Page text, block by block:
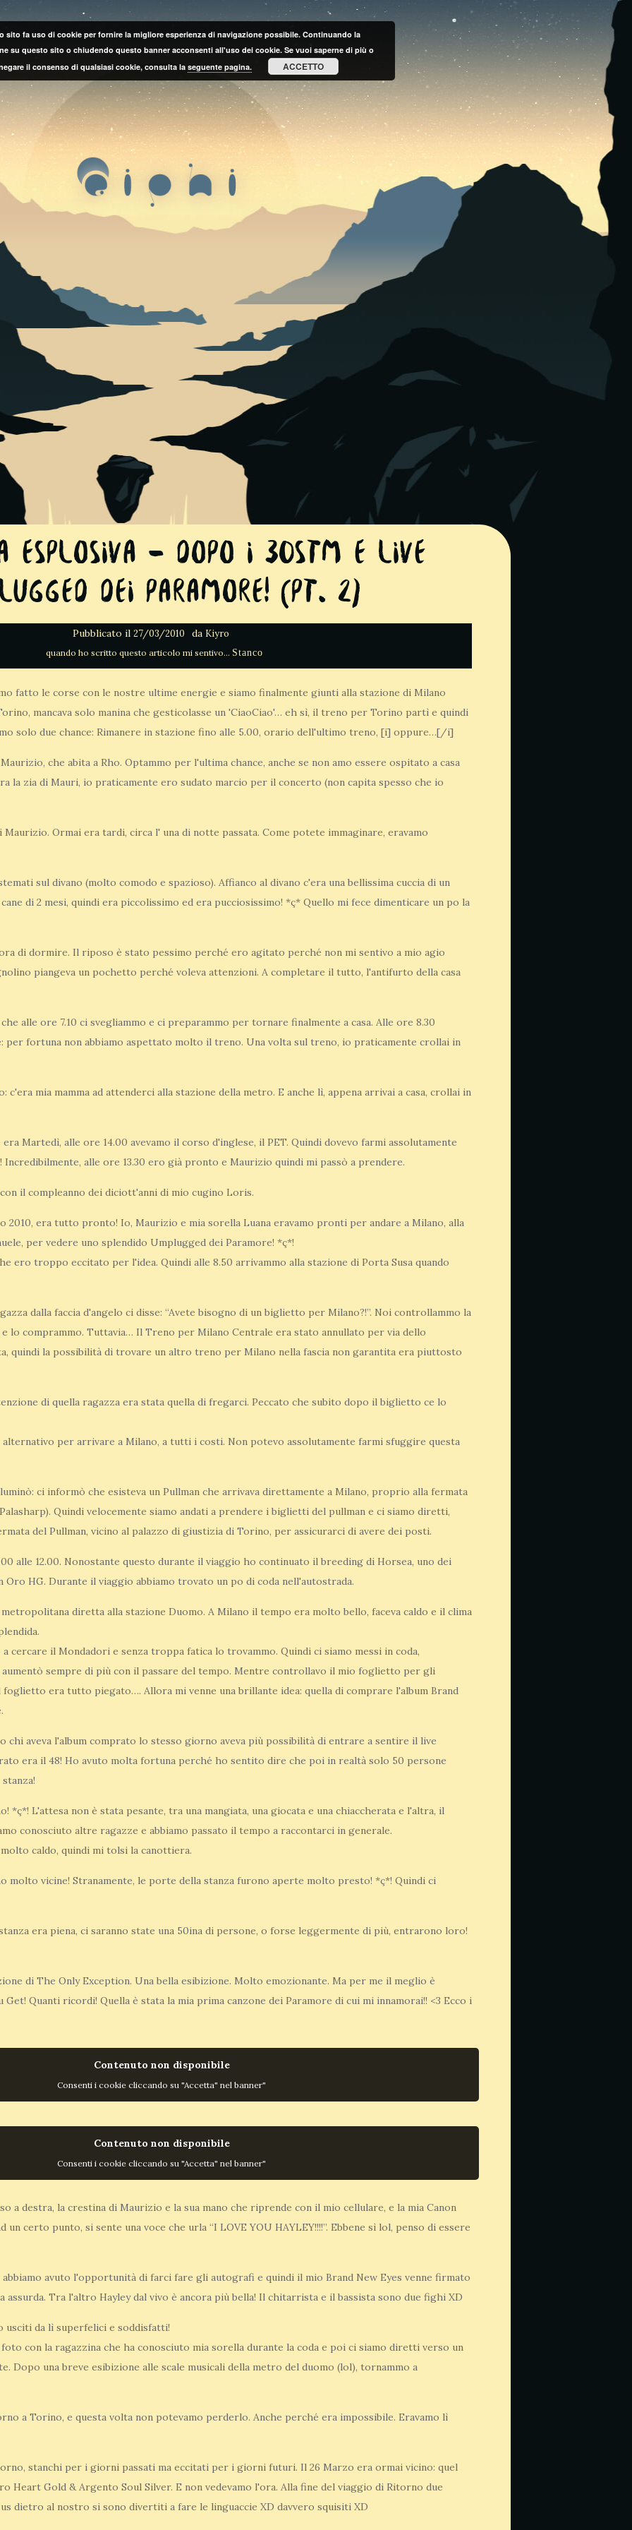
Esplosiva – Dopo i 30STM e live
dei Paramore! (pt. 2)
Pubblicato il 27/03/2010 da Kiyro
Stanco
fatto le corse con le nostre ultime energie e siamo finalmente giunti alla stazione di Milano
mancava solo manina che gesticolasse un 'CiaoCiao'… eh sì, il treno per Torino partì e quindi
solo due chance: Rimanere in stazione fino alle 5.00, orario dell'ultimo treno, [i] oppure…[/i]
che abita a Rho. Optammo per l'ultima chance, anche se non amo essere ospitato a casa
la zia di Mauri, io praticamente ero sudato marcio per il concerto (non capita spesso che io
Ormai era tardi, circa l' una di notte passata. Come potete immaginare, eravamo
sul divano (molto comodo e spazioso). Affianco al divano c'era una bellissima cuccia di un
di 2 mesi, quindi era piccolissimo ed era pucciosissimo! *ç* Quello mi fece dimenticare un po la
di dormire. Il riposo è stato pessimo perché ero agitato perché non mi sentivo a mio agio
piangeva un pochetto perché voleva attenzioni. A completare il tutto, l'antifurto della casa
alle ore 7.10 ci svegliammo e ci preparammo per tornare finalmente a casa. Alle ore 8.30
per fortuna non abbiamo aspettato molto il treno. Una volta sul treno, io praticamente crollai in
c'era mia mamma ad attenderci alla stazione della metro. E anche lì, appena arrivai a casa, crollai in
Martedì, alle ore 14.00 avevamo il corso d'inglese, il PET. Quindi dovevo farmi assolutamente
Incredibilmente, alle ore 13.30 ero già pronto e Maurizio quindi mi passò a prendere.
il compleanno dei diciott'anni di mio cugino Loris.
era tutto pronto! Io, Maurizio e mia sorella Luana eravamo pronti per andare a Milano, alla
per vedere uno splendido Umplugged dei Paramore! *ç*!
ero troppo eccitato per l'idea. Quindi alle 8.50 arrivammo alla stazione di Porta Susa quando
dalla faccia d'angelo ci disse: “Avete bisogno di un biglietto per Milano?!”. Noi controllammo la
lo comprammo. Tuttavia… Il Treno per Milano Centrale era stato annullato per via dello
quindi la possibilità di trovare un altro treno per Milano nella fascia non garantita era piuttosto
di quella ragazza era stata quella di fregarci. Peccato che subito dopo il biglietto ce lo
per arrivare a Milano, a tutti i costi. Non potevo assolutamente farmi sfuggire questa
ci informò che esisteva un Pullman che arrivava direttamente a Milano, proprio alla fermata
Quindi velocemente siamo andati a prendere i biglietti del pullman e ci siamo diretti,
del Pullman, vicino al palazzo di giustizia di Torino, per assicurarci di avere dei posti.
alle 12.00. Nonostante questo durante il viaggio ho continuato il breeding di Horsea, uno dei
Oro HG. Durante il viaggio abbiamo trovato un po di coda nell'autostrada.
diretta alla stazione Duomo. A Milano il tempo era molto bello, faceva caldo e il clima
cercare il Mondadori e senza troppa fatica lo trovammo. Quindi ci siamo messi in coda,
aumentò sempre di più con il passare del tempo. Mentre controllavo il mio foglietto per gli
era tutto piegato…. Allora mi venne una brillante idea: quella di comprare l'album Brand
chi aveva l'album comprato lo stesso giorno aveva più possibilità di entrare a sentire il live
era il 48! Ho avuto molta fortuna perché ho sentito dire che poi in realtà solo 50 persone
*ç*! L'attesa non è stata pesante, tra una mangiata, una giocata e una chiaccherata e l'altra, il
conosciuto altre ragazze e abbiamo passato il tempo a raccontarci in generale.
caldo, quindi mi tolsi la canottiera.
molto vicine! Stranamente, le porte della stanza furono aperte molto presto! *ç*! Quindi ci
era piena, ci saranno state una 50ina di persone, o forse leggermente di più, entrarono loro!
di The Only Exception. Una bella esibizione. Molto emozionante. Ma per me il meglio è
Quanti ricordi! Quella è stata la mia prima canzone dei Paramore di cui mi innamorai!! <3 Ecco i
Contenuto non disponibile
Consenti i cookie cliccando su "Accetta" nel banner"
Contenuto non disponibile
Consenti i cookie cliccando su "Accetta" nel banner"
a destra, la crestina di Maurizio e la sua mano che riprende con il mio cellulare, e la mia Canon
un certo punto, si sente una voce che urla “I LOVE YOU HAYLEY!!!!”. Ebbene sì lol, penso di essere
avuto l'opportunità di farci fare gli autografi e quindi il mio Brand New Eyes venne firmato
assurda. Tra l'altro Hayley dal vivo è ancora più bella! Il chitarrista e il bassista sono due fighi XD
usciti da lì superfelici e soddisfatti!
con la ragazzina che ha conosciuto mia sorella durante la coda e poi ci siamo diretti verso un
Dopo una breve esibizione alle scale musicali della metro del duomo (lol), tornammo a
a Torino, e questa volta non potevamo perderlo. Anche perché era impossibile. Eravamo lì
stanchi per i giorni passati ma eccitati per i giorni futuri. Il 26 Marzo era ormai vicino: quel
Heart Gold & Argento Soul Silver. E non vedevamo l'ora. Alla fine del viaggio di Ritorno due
dietro al nostro si sono divertiti a fare le linguaccie XD davvero squisiti XD
sito fa uso di cookie per fornire la migliore esperienza di navigazione possibile. Continuando la
su questo sito o chiudendo questo banner acconsenti all'uso dei cookie. Se vuoi saperne di più o
il consenso di qualsiasi cookie, consulta la seguente pagina. ACCETTO